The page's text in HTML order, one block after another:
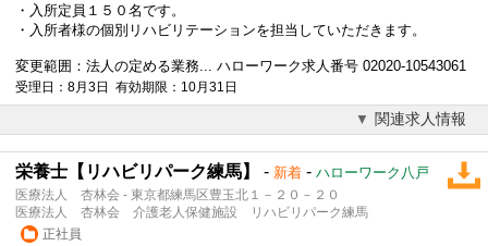
・入所定員１５０名です。
・入所者様の個別リハビリテーションを担当していただきます。
変更範囲：法人の定める業務... ハローワーク求人番号 02020-10543061
受理日：8月3日 有効期限：10月31日
関連求人情報
栄養士【リハビリパーク練馬】 - 新着 - ハローワーク八戸
医療法人 杏林会 - 東京都練馬区豊玉北１－２０－２０
医療法人 杏林会 介護老人保健施設 リハビリパーク練馬
正社員